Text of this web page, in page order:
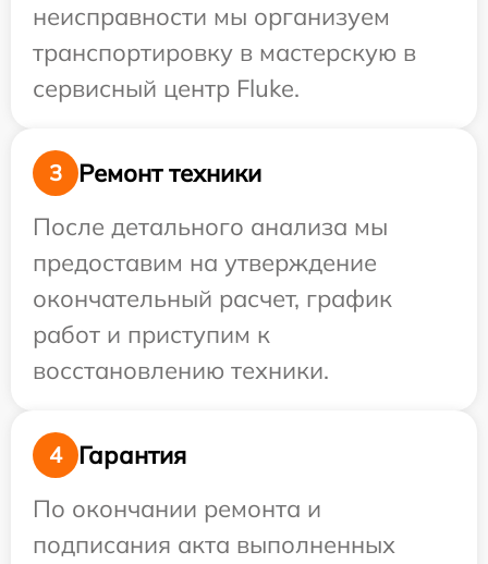
неисправности мы организуем
транспортировку в мастерскую в
сервисный центр Fluke.
3
Ремонт техники
После детального анализа мы
предоставим на утверждение
окончательный расчет, график
работ и приступим к
восстановлению техники.
4
Гарантия
По окончании ремонта и
подписания акта выполненных